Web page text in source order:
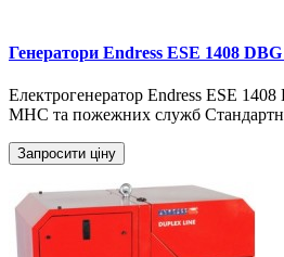
Генератори Endress ESE 1408
Електрогенератор Endress ESE
МНС та пожежних служб
Запросити ціну